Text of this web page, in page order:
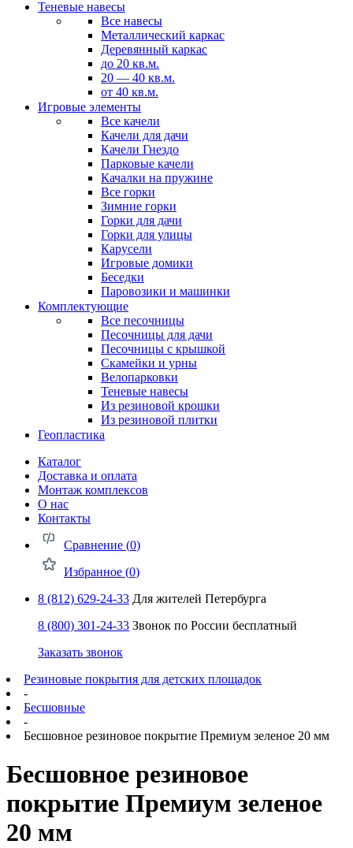
Теневые навесы
Все навесы
Металлический каркас
Деревянный каркас
до 20 кв.м.
20 — 40 кв.м.
от 40 кв.м.
Игровые элементы
Все качели
Качели для дачи
Качели Гнездо
Парковые качели
Качалки на пружине
Все горки
Зимние горки
Горки для дачи
Горки для улицы
Карусели
Игровые домики
Беседки
Паровозики и машинки
Комплектующие
Все песочницы
Песочницы для дачи
Песочницы с крышкой
Скамейки и урны
Велопарковки
Теневые навесы
Из резиновой крошки
Из резиновой плитки
Геопластика
Каталог
Доставка и оплата
Монтаж комплексов
О нас
Контакты
Сравнение (0)
Избранное (0)
8 (812) 629-24-33 Для жителей Петербурга
8 (800) 301-24-33 Звонок по России бесплатный
Заказать звонок
Резиновые покрытия для детских площадок
-
Бесшовные
-
Бесшовное резиновое покрытие Премиум зеленое 20 мм
Бесшовное резиновое
покрытие Премиум зеленое
20 мм